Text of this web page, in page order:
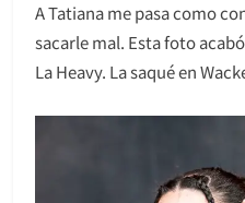
A Tatiana me pasa como
sacarle mal. Esta foto
La Heavy. La saqué en